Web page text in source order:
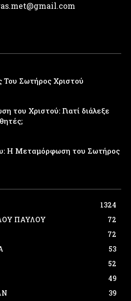
Σωτήρος Χριστού
του Χριστού: Γιατί διάλεξε
Η Μεταμόρφωση του Σωτήρος
1324
ΠΑΥΛΟΥ
72
72
53
52
49
39